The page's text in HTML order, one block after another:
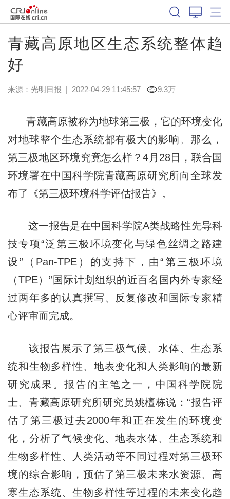
青藏高原地区生态系统整体趋
好
来源： 光明日报 | 2022-04-29 11:45:57 9.3万
青藏高原被称为地球第三极，它的环境变化
对地球整个生态系统都有极大的影响。那么，
第三极地区环境究竟怎么样？4月28日，联合国
环境署在中国科学院青藏高原研究所向全球发
布了《第三极环境科学评估报告》。
这一报告是在中国科学院A类战略性先导科
技专项“泛第三极环境变化与绿色丝绸之路建
设”（Pan-TPE）的支持下，由“第三极环境
（TPE）”国际计划组织的近百名国内外专家经
过两年多的认真撰写、反复修改和国际专家精
心评审而完成。
该报告展示了第三极气候、水体、生态系
统和生物多样性、地表变化和人类影响的最新
研究成果。报告的主笔之一，中国科学院院
士、青藏高原研究所研究员姚檀栋说：“报告评
估了第三极过去2000年和正在发生的环境变
化，分析了气候变化、地表水体、生态系统和
生物多样性、人类活动等不同过程对第三极环
境的综合影响，预估了第三极未来水资源、高
寒生态系统、生物多样性等过程的未来变化趋